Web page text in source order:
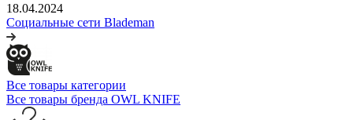
18.04.2024
Социальные сети Blademan
Все товары категории
Все товары бренда OWL KNIFE